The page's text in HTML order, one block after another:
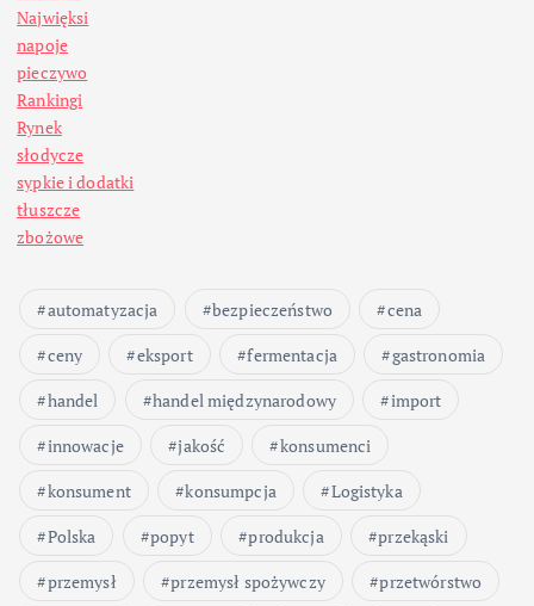
Najwięksi
napoje
pieczywo
Rankingi
Rynek
słodycze
sypkie i dodatki
tłuszcze
zbożowe
automatyzacja bezpieczeństwo
cena
ceny
eksport fermentacja
gastronomia
handel
handel międzynarodowy
import
innowacje
jakość
konsumenci
konsument
konsumpcja
Logistyka
Polska
popyt produkcja
przekąski
przemysł
przemysł spożywczy
przetwórstwo